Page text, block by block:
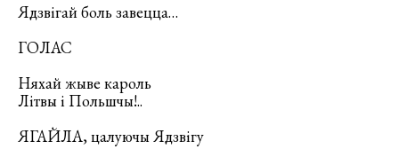
Ядзвігай боль завецца…
ГОЛАС
Няхай жыве кароль
Літвы і Польшчы!..
ЯГАЙЛА, цалуючы Ядзвігу